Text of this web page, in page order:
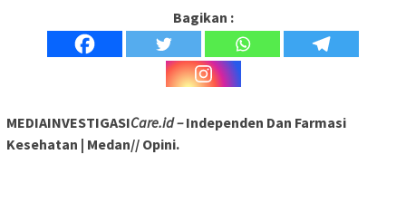
Bagikan :
MEDIAINVESTIGASICare.id –Independen Dan Farmasi
Kesehatan | Medan// Opini.